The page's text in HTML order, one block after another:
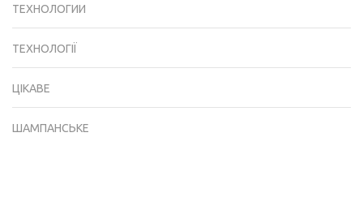
ТЕХНОЛОГИИ
ТЕХНОЛОГІЇ
ЦІКАВЕ
ШАМПАНСЬКЕ